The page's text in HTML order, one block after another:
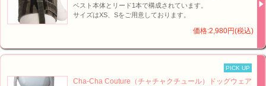
ベスト本体とリード1本で構成されています。
サイズはXS、Sをご用意しております。
価格:2,980円(税込)
PICK UP
Cha-Cha Couture（チャチャクチュール）ドッグウェア